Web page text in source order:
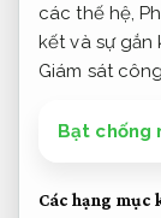
các thế hệ,
kết và sự gắn
Giám sát
Bạt chống
Các hạng mục